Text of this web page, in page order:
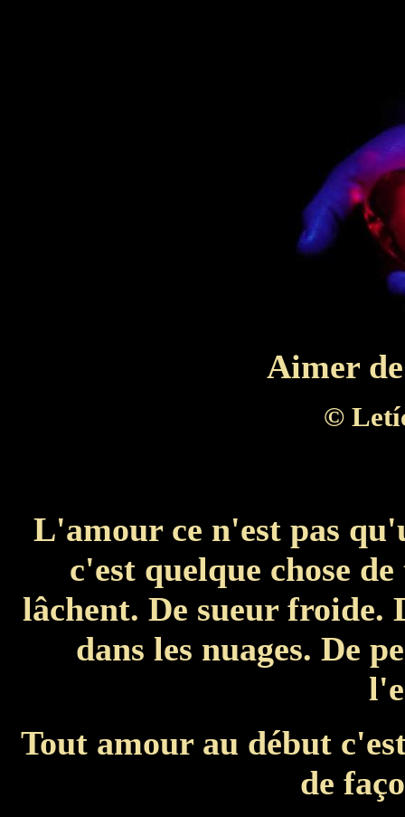
Aimer
©
L'amour ce n'est pas
c'est quelque chose
lâchent. De sueur froide.
dans les nuages. De
Tout amour au début
de